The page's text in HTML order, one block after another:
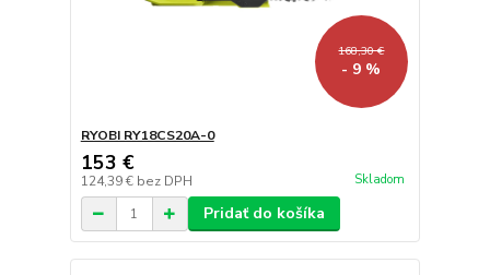
168,30 €
- 9 %
RYOBI RY18CS20A-0
153 €
124,39 € bez DPH Skladom
Pridať do košíka